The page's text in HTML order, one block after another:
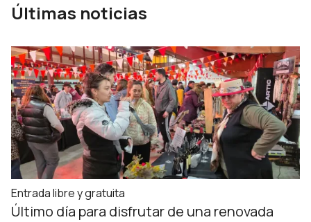
Últimas noticias
Entrada libre y gratuita
Último día para disfrutar de una renovada